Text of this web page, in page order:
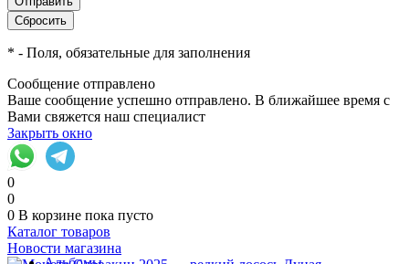
* - Поля, обязательные для заполнения
Сообщение отправлено
Ваше сообщение успешно отправлено. В ближайшее время с
Вами свяжется наш специалист
Закрыть окно
0
0
0 В корзине пока пусто
Каталог товаров
Новости магазина